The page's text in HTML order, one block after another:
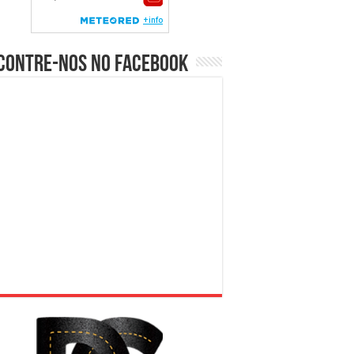
nos no Facebook